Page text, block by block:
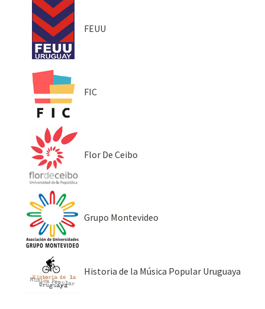
FEUU
FIC
Flor De Ceibo
Grupo Montevideo
Historia de la Música Popular Uruguaya